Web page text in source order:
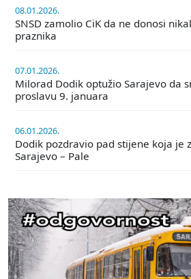
08.01.2026.
SNSD zamolio CiK da ne donosi
praznika
07.01.2026.
Milorad Dodik optužio Sarajevo da
proslavu 9. januara
06.01.2026.
Dodik pozdravio pad stijene koja je
Sarajevo – Pale